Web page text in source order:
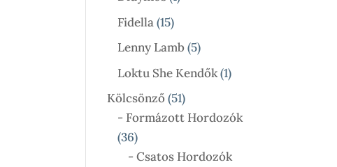
Fidella 1515
Termék
Lenny Lamb 55
Termék
Loktu She Kendők 11
Kölcsönző 5151
Termék
- Formázott Hordozók
3636
Termék
- Csatos Hordozók